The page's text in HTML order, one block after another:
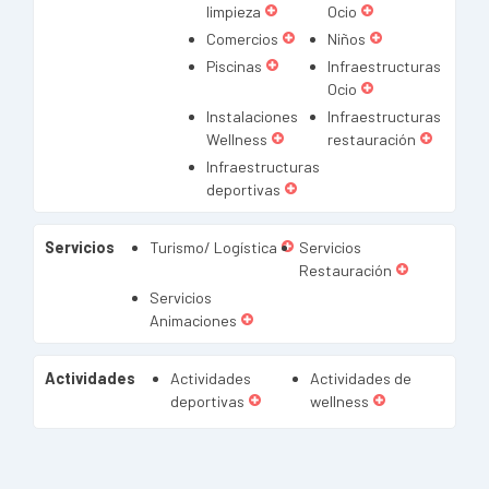
limpieza
Ocio
Comercios
Niños
Piscinas
Infraestructuras
Ocio
Instalaciones
Wellness
Infraestructuras
restauración
Infraestructuras
deportivas
Servicios Turismo/ Logística
Servicios
Restauración
Servicios
Animaciones
Actividades
Actividades
deportivas
Actividades de
wellness